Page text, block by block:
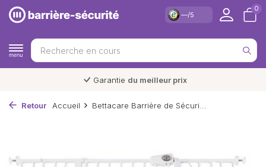
—/5
0
Garantie du meilleur prix
Retour Accueil Bettacare Barrière de Sécuri...